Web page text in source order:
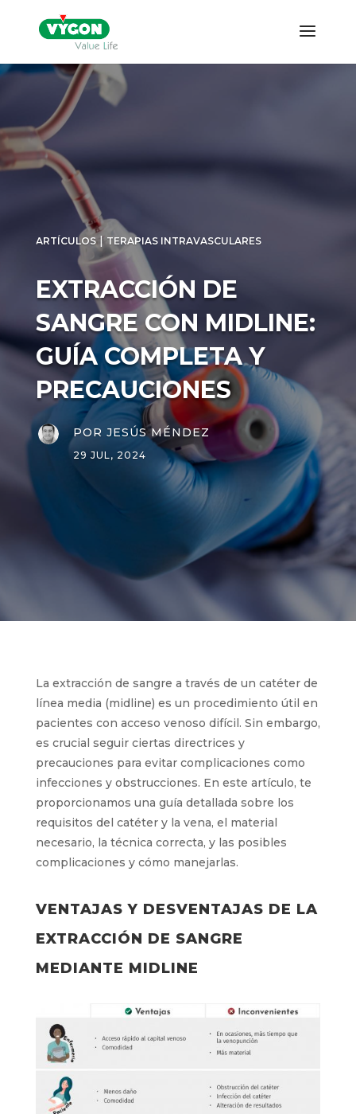
ARTÍCULOS| TERAPIAS INTRAVASCULARES
EXTRACCIÓN DE
SANGRE CON
MIDLINE: GUÍA
COMPLETA Y
PRECAUCIONES
JESÚS MÉNDEZ
La extracción de sangre a través de un catéter
de línea media (midline) es un procedimiento
útil en pacientes con acceso venoso difícil. Sin
embargo, es crucial seguir ciertas directrices y
precauciones para evitar complicaciones como
infecciones y obstrucciones. En este artículo,
te proporcionamos una guía detallada sobre los
requisitos del catéter y la vena, el material
VENTAJAS Y DESVENTAJAS DE
LA EXTRACCIÓN DE SANGRE